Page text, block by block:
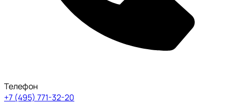
Телефон
+7 (495) 771-32-20